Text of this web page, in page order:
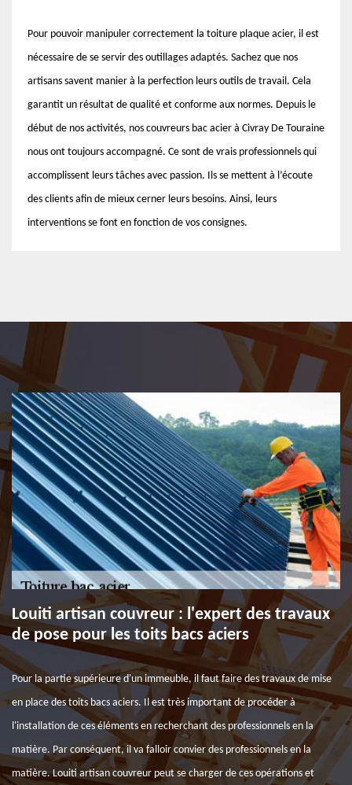
Pour pouvoir manipuler correctement la toiture plaque acier, il est
nécessaire de se servir des outillages adaptés. Sachez que nos
artisans savent manier à la perfection leurs outils de travail. Cela
garantit un résultat de qualité et conforme aux normes. Depuis le
début de nos activités, nos couvreurs bac acier à Civray De Touraine
nous ont toujours accompagné. Ce sont de vrais professionnels qui
accomplissent leurs tâches avec passion. Ils se mettent à l’écoute
des clients afin de mieux cerner leurs besoins. Ainsi, leurs
interventions se font en fonction de vos consignes.
Louiti artisan couvreur : l'expert des travaux
de pose pour les toits bacs aciers
Pour la partie supérieure d'un immeuble, il faut faire des travaux de mise
en place des toits bacs aciers. Il est très important de procéder à
l'installation de ces éléments en recherchant des professionnels en la
matière. Par conséquent, il va falloir convier des professionnels en la
matière. Louiti artisan couvreur peut se charger de ces opérations et